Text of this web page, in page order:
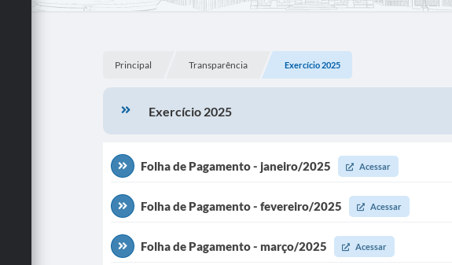
Principal Transparência Exercício 2025
Exercício 2025
Folha de Pagamento - janeiro/2025 Acessar
Folha de Pagamento - fevereiro/2025 Acessar
Folha de Pagamento - março/2025 Acessar